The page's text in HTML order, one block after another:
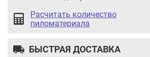
Расчитать количество
пиломатериала
local_shipping БЫСТРАЯ ДОСТАВКА